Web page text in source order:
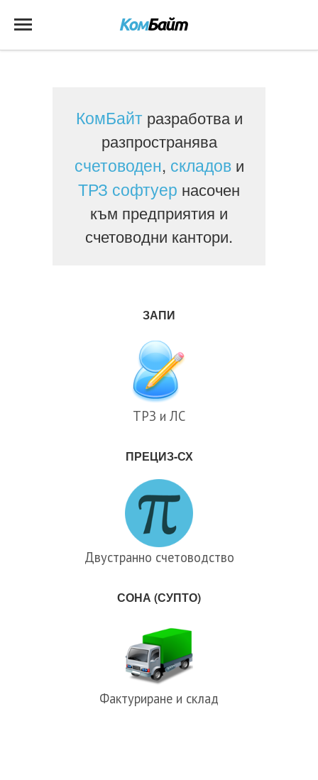
КомБайтразработва и
разпространява
счетоводен, складови
ТРЗ софтуер насочен
към предприятия и
счетоводни кантори.
ЗАПИ
ТРЗ и ЛС
ПРЕЦИЗ-СХ
Двустранно счетоводство
СОНА (СУПТО)
Фактуриране и склад